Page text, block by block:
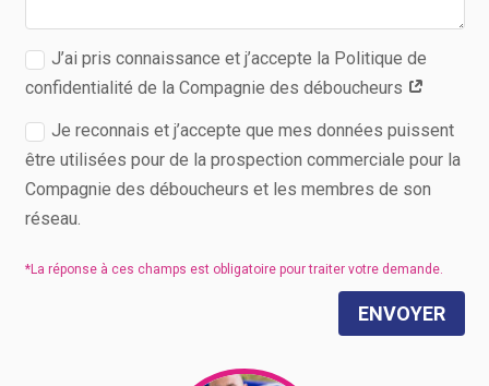
J’ai pris connaissance et j’accepte la Politique de
confidentialité de la Compagnie des déboucheurs
Je reconnais et j’accepte que mes données puissent
être utilisées pour de la prospection commerciale pour la
Compagnie des déboucheurs et les membres de son
réseau.
ENVOYER